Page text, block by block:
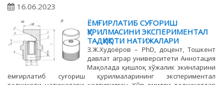
16.06.2023
ЁМҒИРЛАТИБ СУҒОРИШ
ҚУРИЛМАСИНИ ЭКСПЕРИМЕНТАЛ
ТАДҚИҚОТИ НАТИЖАЛАРИ
З.Ж.Худоёров – PhD, доцент, Тошкент
давлат аграр университети Аннотация
Мақолада қишлоқ хўжалик экинларини
ёмғирлатиб суғориш қурилмаларининг экспериментал